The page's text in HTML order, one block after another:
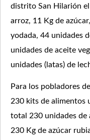
distrito San Hilarión
arroz, 11 Kg de
yodada, 44 unidades
unidades de aceite
unidades (latas) de
Para los pobladores
230 kits de alimentos
total 230 unidades de
230 Kg de azúcar